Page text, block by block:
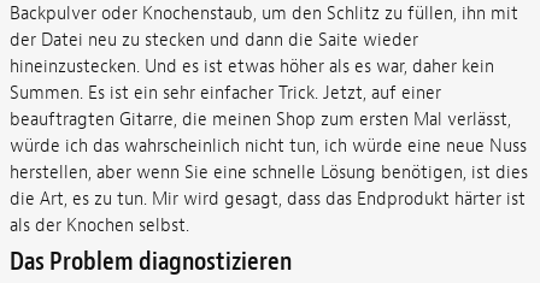
Backpulver oder Knochenstaub, um den Schlitz zu füllen, ihn mit
der Datei neu zu stecken und dann die Saite wieder
hineinzustecken. Und es ist etwas höher als es war, daher kein
Summen. Es ist ein sehr einfacher Trick. Jetzt, auf einer
beauftragten Gitarre, die meinen Shop zum ersten Mal verlässt,
würde ich das wahrscheinlich nicht tun, ich würde eine neue Nuss
herstellen, aber wenn Sie eine schnelle Lösung benötigen, ist dies
die Art, es zu tun. Mir wird gesagt, dass das Endprodukt härter ist
als der Knochen selbst.
Das Problem diagnostizieren